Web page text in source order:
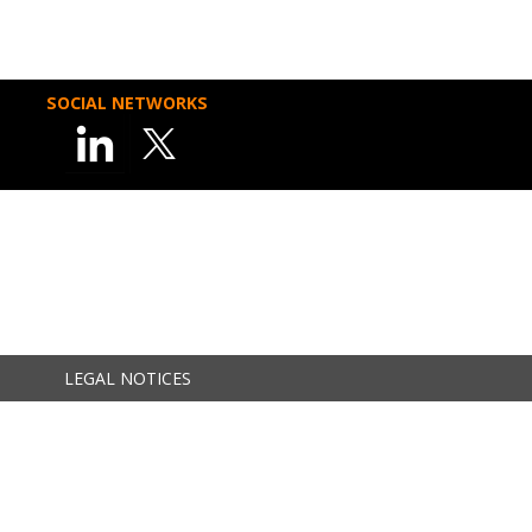
SOCIAL NETWORKS
LEGAL NOTICES